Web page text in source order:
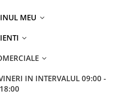
MEU
IN INTERVALUL 09:00 -
18:00